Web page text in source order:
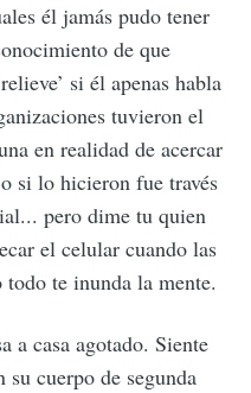
él jamás pudo tener
de que
si él apenas habla
tuvieron el
en realidad de acercar
si lo hicieron fue través
pero dime tu quien
el celular cuando las
te inunda la mente.
a casa agotado. Siente
su cuerpo de segunda